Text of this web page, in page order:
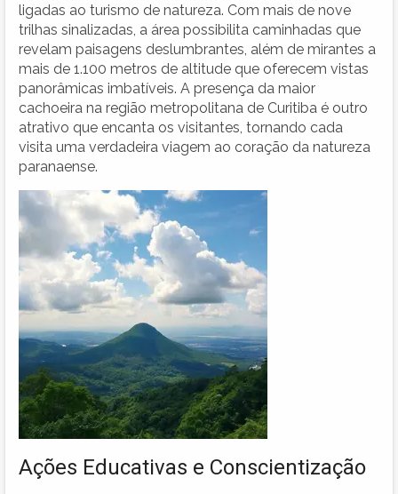
ligadas ao turismo de natureza. Com mais de nove
trilhas sinalizadas, a área possibilita caminhadas que
revelam paisagens deslumbrantes, além de mirantes a
mais de 1.100 metros de altitude que oferecem vistas
panorâmicas imbatíveis. A presença da maior
cachoeira na região metropolitana de Curitiba é outro
atrativo que encanta os visitantes, tornando cada
visita uma verdadeira viagem ao coração da natureza
paranaense.
Ações Educativas e Conscientização